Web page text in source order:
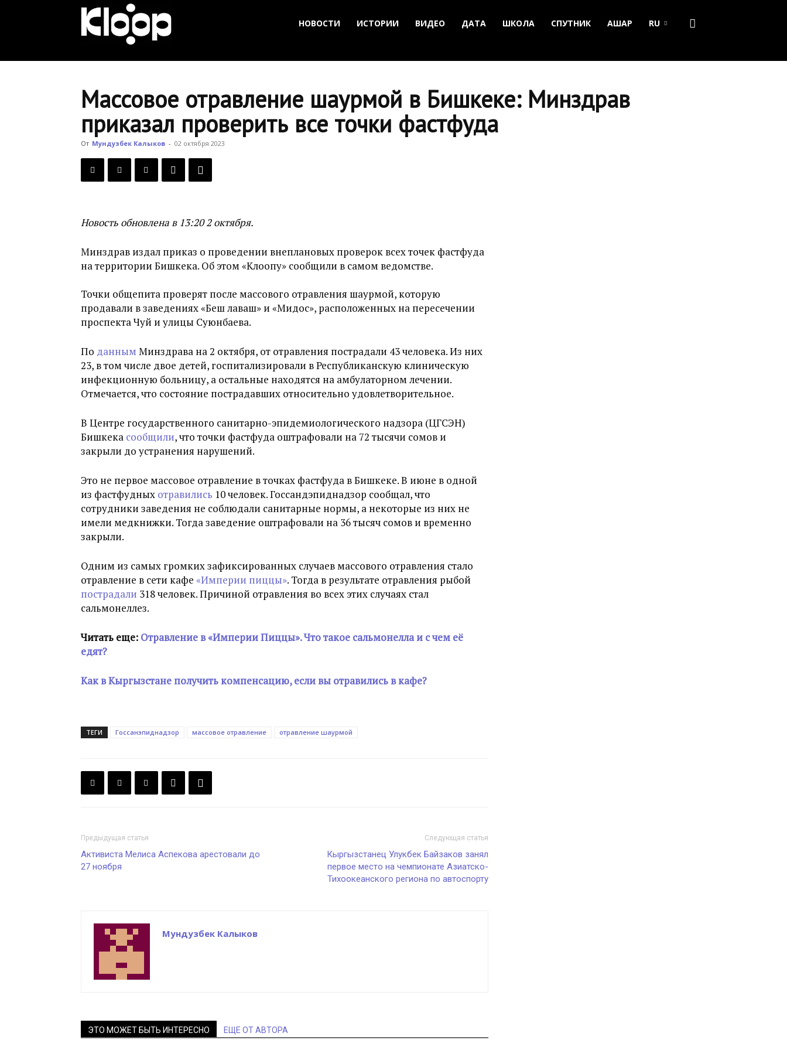
Новости
Кыргызстана
НОВОСТИ ИСТОРИИ ВИДЕО ДАТА ШКОЛА СПУТНИК АШАР RU
Массовое отравление шаурмой в Бишкеке: Минздрав
приказал проверить все точки фастфуда
От Мундузбек Калыков - 02 октября 2023
Новость обновлена в 13:20 2 октября.
Минздрав издал приказ о проведении внеплановых проверок всех точек фастфуда
на территории Бишкека. Об этом «Клоопу» сообщили в самом ведомстве.
Точки общепита проверят после массового отравления шаурмой, которую
продавали в заведениях «Беш лаваш» и «Мидос», расположенных на пересечении
проспекта Чуй и улицы Суюнбаева.
По данным Минздрава на 2 октября, от отравления пострадали 43 человека. Из них
23, в том числе двое детей, госпитализировали в Республиканскую клиническую
инфекционную больницу, а остальные находятся на амбулаторном лечении.
Отмечается, что состояние пострадавших относительно удовлетворительное.
В Центре государственного санитарно-эпидемиологического надзора (ЦГСЭН)
Бишкека сообщили, что точки фастфуда оштрафовали на 72 тысячи сомов и
закрыли до устранения нарушений.
Это не первое массовое отравление в точках фастфуда в Бишкеке. В июне в одной
из фастфудных отравились 10 человек. Госсандэпиднадзор сообщал, что
сотрудники заведения не соблюдали санитарные нормы, а некоторые из них не
имели медкнижки. Тогда заведение оштрафовали на 36 тысяч сомов и временно
закрыли.
Одним из самых громких зафиксированных случаев массового отравления стало
отравление в сети кафе «Империи пиццы». Тогда в результате отравления рыбой
пострадали 318 человек. Причиной отравления во всех этих случаях стал
сальмонеллез.
Читать еще: Отравление в «Империи Пиццы». Что такое сальмонелла и с чем её
едят?
Как в Кыргызстане получить компенсацию, если вы отравились в кафе?
ТЕГИ Госсанэпиднадзор массовое отравление отравление шаурмой
Предыдущая статья
Активиста Мелиса Аспекова арестовали до
27 ноября
Следующая статья
Кыргызстанец Улукбек Байзаков занял
первое место на чемпионате Азиатско-
Тихоокеанского региона по автоспорту
Мундузбек Калыков
ЭТО МОЖЕТ БЫТЬ ИНТЕРЕСНО ЕЩЕ ОТ АВТОРА